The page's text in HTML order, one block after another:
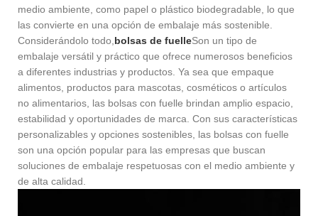
medio ambiente, como papel o plástico biodegradable, lo que
las convierte en una opción de embalaje más sostenible.
Considerándolo todo, bolsas de fuelleSon un tipo de
embalaje versátil y práctico que ofrece numerosos beneficios
a diferentes industrias y productos. Ya sea que empaque
alimentos, productos para mascotas, cosméticos o artículos
no alimentarios, las bolsas con fuelle brindan amplio espacio,
estabilidad y oportunidades de marca. Con sus características
personalizables y opciones sostenibles, las bolsas con fuelle
son una opción popular para las empresas que buscan
soluciones de embalaje respetuosas con el medio ambiente y
de alta calidad.